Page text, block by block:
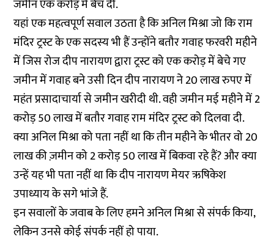
जमीन एक करोड़ में बेच दी.
यहां एक महत्वपूर्ण सवाल उठता है कि अनिल मिश्रा जो कि राम
मंदिर ट्रस्ट के एक सदस्य भी हैं उन्होंने बतौर गवाह फरवरी महीने
में जिस रोज दीप नारायण द्वारा ट्रस्ट को एक करोड़ में बेचे गए
जमीन में गवाह बने उसी दिन दीप नारायण ने 20 लाख रुपए में
महंत प्रसादाचार्या से जमीन खरीदी थी. वही जमीन मई महीने में 2
करोड़ 50 लाख में बतौर गवाह राम मंदिर ट्रस्ट को दिलवा दी.
क्या अनिल मिश्रा को पता नहीं था कि तीन महीने के भीतर वो 20
लाख की ज़मीन को 2 करोड़ 50 लाख में बिकवा रहे हैं? और क्या
उन्हें यह भी पता नहीं था कि दीप नारायण मेयर ऋषिकेश
उपाध्याय के सगे भांजे हैं.
इन सवालों के जवाब के लिए हमने अनिल मिश्रा से संपर्क किया,
लेकिन उनसे कोई संपर्क नहीं हो पाया.